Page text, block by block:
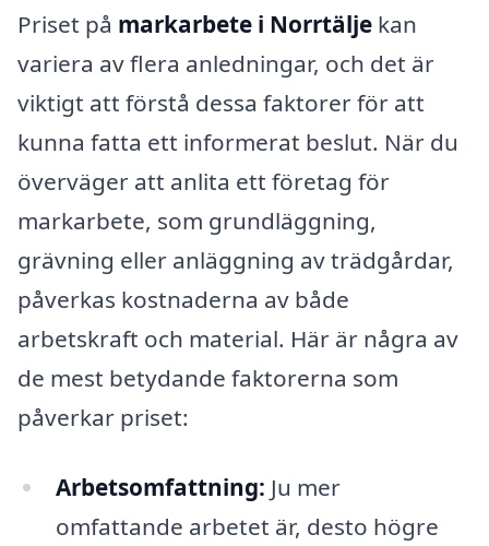
Priset på markarbete i Norrtälje kan
variera av flera anledningar, och det är
viktigt att förstå dessa faktorer för att
kunna fatta ett informerat beslut. När du
överväger att anlita ett företag för
markarbete, som grundläggning,
grävning eller anläggning av trädgårdar,
påverkas kostnaderna av både
arbetskraft och material. Här är några av
de mest betydande faktorerna som
påverkar priset:
Arbetsomfattning: Ju mer
omfattande arbetet är, desto högre